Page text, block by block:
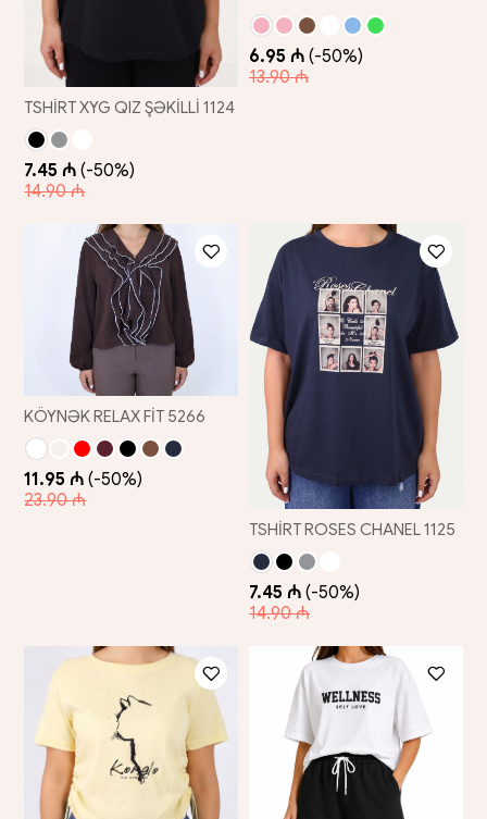
TSHİRT XYG QIZ ŞƏKİLLİ 1124
7.45 ₼ (-50%)
14.90 ₼
6.95 ₼ (-50%)
13.90 ₼
KÖYNƏK RELAX FİT 5266
11.95 ₼ (-50%)
23.90 ₼
TSHİRT ROSES CHANEL 1125
7.45 ₼ (-50%)
14.90 ₼